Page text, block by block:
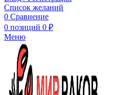
Список желаний
0 Сравнение
0 позиций 0 ₽
Меню